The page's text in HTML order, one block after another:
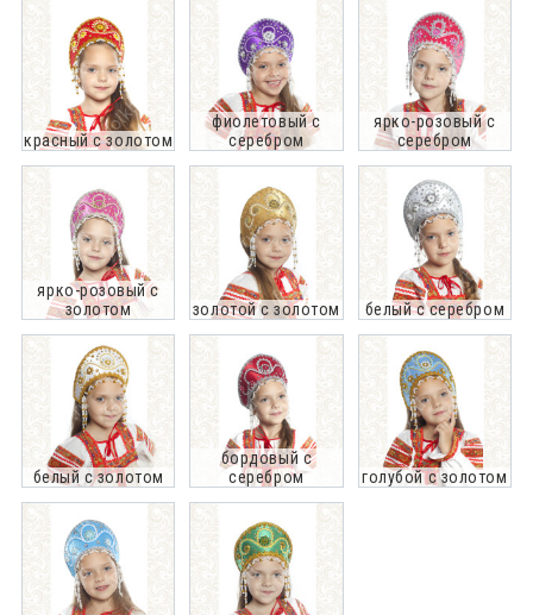
красный с золотом
фиолетовый с
серебром
ярко-розовый с
серебром
ярко-розовый с
золотом
золотой с золотом белый с серебром
белый с золотом
бордовый с
серебром
голубой с золотом